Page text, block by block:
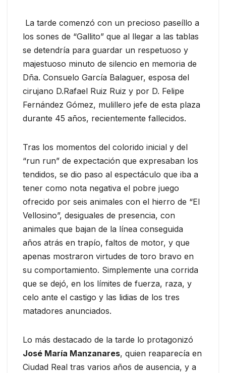
La tarde comenzó con un precioso paseíllo a
los sones de “Gallito” que al llegar a las tablas
se detendría para guardar un respetuoso y
majestuoso minuto de silencio en memoria de
Dña. Consuelo García Balaguer, esposa del
cirujano D.Rafael Ruiz Ruiz y por D. Felipe
Fernández Gómez, mulillero jefe de esta plaza
durante 45 años, recientemente fallecidos.
Tras los momentos del colorido inicial y del
“run run” de expectación que expresaban los
tendidos, se dio paso al espectáculo que iba a
tener como nota negativa el pobre juego
ofrecido por seis animales con el hierro de “El
Vellosino”, desiguales de presencia, con
animales que bajan de la línea conseguida
años atrás en trapío, faltos de motor, y que
apenas mostraron virtudes de toro bravo en
su comportamiento. Simplemente una corrida
que se dejó, en los límites de fuerza, raza, y
celo ante el castigo y las lidias de los tres
matadores anunciados.
Lo más destacado de la tarde lo protagonizó
José María Manzanares, quien reaparecía en
Ciudad Real tras varios años de ausencia, y a